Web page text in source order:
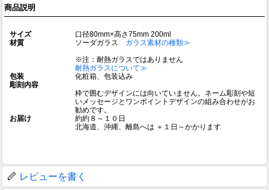
商品説明
サイズ
口径80mm×高さ75mm 200ml
材質
ソーダガラス ガラス素材の種類≫
※注：耐熱ガラスではありません
耐熱ガラスについて≫
包装
化粧箱、包装込み
彫刻内容
枠で囲むデザインには向いていません。ネーム彫刻や短
いメッセージとワンポイントデザインの組み合わせがお
勧めです。
お届け
約約８～１０日
北海道、沖縄、離島へは ＋１日～かかります
レビューを書く